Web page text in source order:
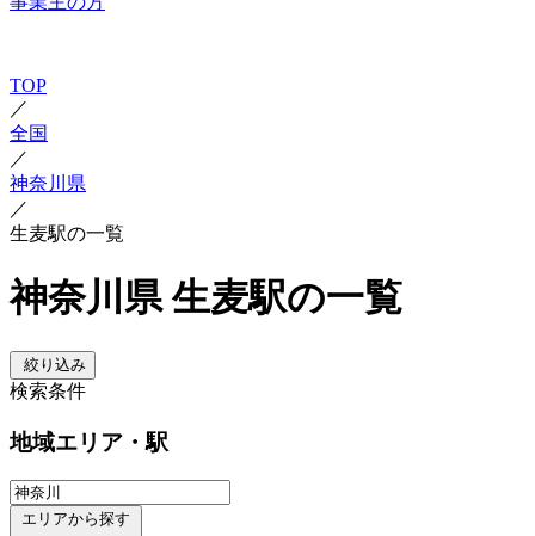
TOP
／
全国
／
神奈川県
／
生麦駅の一覧
神奈川県 生麦駅の一覧
絞り込み
検索条件
地域エリア・駅
エリアから探す